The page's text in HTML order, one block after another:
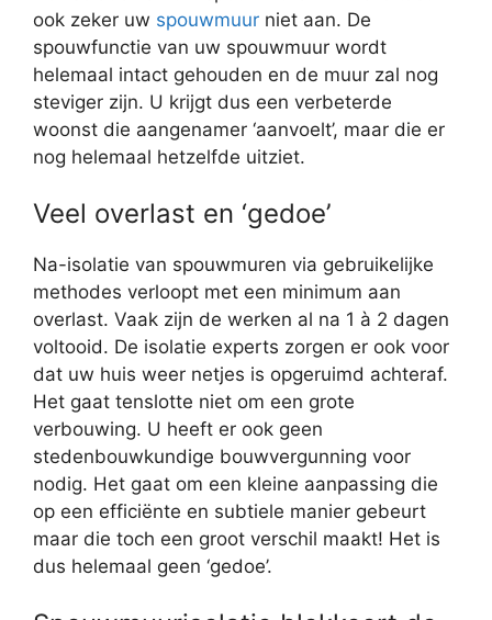
ook zeker uw spouwmuur niet aan. De
spouwfunctie van uw spouwmuur wordt
helemaal intact gehouden en de muur zal nog
steviger zijn. U krijgt dus een verbeterde
woonst die aangenamer ‘aanvoelt’, maar die er
nog helemaal hetzelfde uitziet.
Veel overlast en ‘gedoe’
Na-isolatie van spouwmuren via gebruikelijke
methodes verloopt met een minimum aan
overlast. Vaak zijn de werken al na 1 à 2 dagen
voltooid. De isolatie experts zorgen er ook voor
dat uw huis weer netjes is opgeruimd achteraf.
Het gaat tenslotte niet om een grote
verbouwing. U heeft er ook geen
stedenbouwkundige bouwvergunning voor
nodig. Het gaat om een kleine aanpassing die
op een efficiënte en subtiele manier gebeurt
maar die toch een groot verschil maakt! Het is
dus helemaal geen ‘gedoe’.